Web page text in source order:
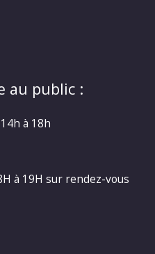
au public :
à 18h
à 19H sur rendez-vous